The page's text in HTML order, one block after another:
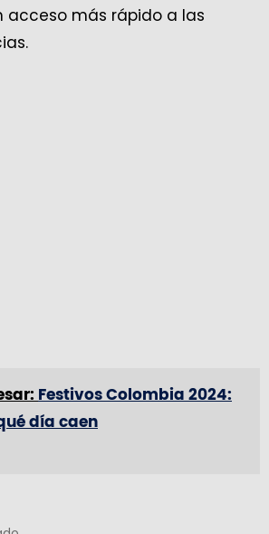
acceso más rápido a las
Festivos Colombia 2024:
día caen